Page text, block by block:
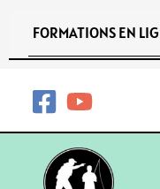
FORMATIONS EN